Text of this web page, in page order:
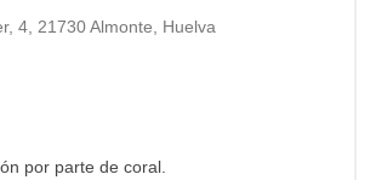
4, 21730 Almonte, Huelva
por parte de coral.